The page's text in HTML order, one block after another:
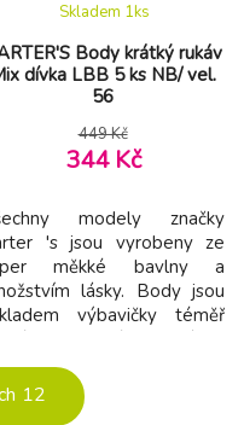
Body krátký rukáv
dívka LBB 5 ks NB/ vel.
56
Skladem 1ks
449 Kč
344 Kč
modely značky
's jsou vyrobeny ze
měkké bavlny a
lásky. Body jsou
výbavičky téměř
jsou tak, aby byly
pohodlné na nošení a v
barvách. - 5 ks v
12